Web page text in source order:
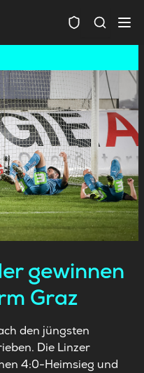
gewinnen
Graz
den jüngsten
Die Linzer
4:0-Heimsieg und